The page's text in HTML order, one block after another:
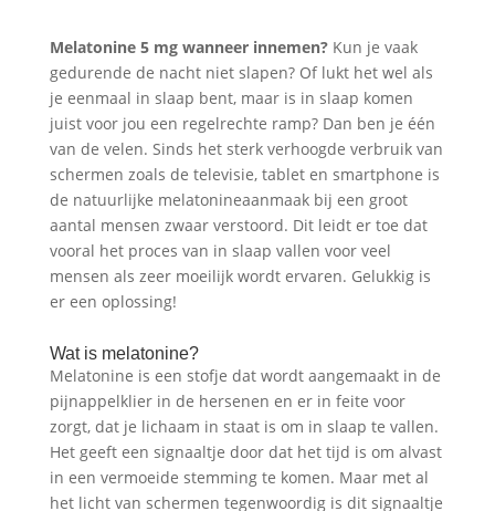
Melatonine 5 mg wanneer innemen?Kun je vaak
gedurende de nacht niet slapen? Of lukt het wel als
je eenmaal in slaap bent, maar is in slaap komen
juist voor jou een regelrechte ramp? Dan ben je één
van de velen. Sinds het sterk verhoogde verbruik van
schermen zoals de televisie, tablet en smartphone is
de natuurlijke melatonineaanmaak bij een groot
aantal mensen zwaar verstoord. Dit leidt er toe dat
vooral het proces van in slaap vallen voor veel
mensen als zeer moeilijk wordt ervaren. Gelukkig is
er een oplossing!
Wat is melatonine?
Melatonine is een stofje dat wordt aangemaakt in de
pijnappelklier in de hersenen en er in feite voor
zorgt, dat je lichaam in staat is om in slaap te vallen.
Het geeft een signaaltje door dat het tijd is om alvast
in een vermoeide stemming te komen. Maar met al
het licht van schermen tegenwoordig is dit signaaltje